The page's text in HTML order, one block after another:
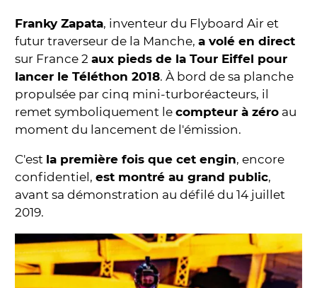
Franky Zapata, inventeur du Flyboard Air et
futur traverseur de la Manche, a volé en direct
sur France 2 aux pieds de la Tour Eiffel pour
lancer le Téléthon 2018. À bord de sa planche
propulsée par cinq mini-turboréacteurs, il
remet symboliquement le compteur à zéro au
moment du lancement de l'émission.
C'est la première fois que cet engin, encore
confidentiel, est montré au grand public,
avant sa démonstration au défilé du 14 juillet
2019.